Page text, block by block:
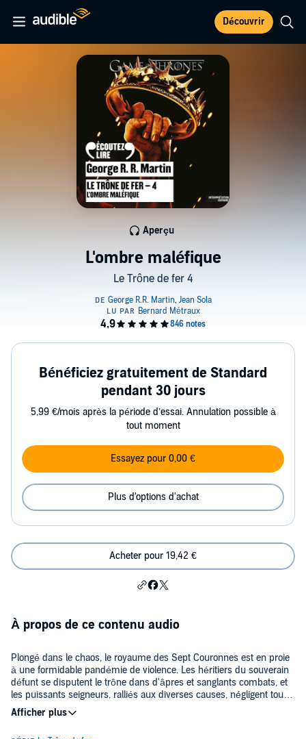
Découvrir
L'ombre maléfique
Le Trône de fer 4
Aperçu
Bénéficiez gratuitement de Standard
pendant 30 jours
5,99 €/mois après la période d’essai. Annulation possible à
tout moment
Essayez pour 0,00 €
Plus d'options d'achat
Acheter pour 19,42 €
À propos de ce contenu audio
Plongé dans le chaos, le royaume des Sept Couronnes est en proie
à une formidable pandémie de violence. Les héritiers du souverain
défunt se disputent le trône dans d'âpres et sanglants combats, et
les puissants seigneurs, ralliés aux diverses causes, négligent tout
égard pour le peuple, qui supporte souffrances et famine.